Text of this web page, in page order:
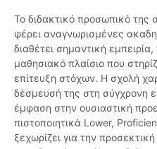
Το διδακτικό προσωπικό της
φέρει αναγνωρισμένες
διαθέτει σημαντική
μαθησιακό πλαίσιο που
επίτευξη στόχων. Η σχολή
δέσμευσή της στη σύγχρονη
έμφαση στην ουσιαστική
πιστοποιητικά Lower,
ξεχωρίζει για την